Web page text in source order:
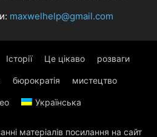
maxwelhelp@gmail.com
Історії Це цікаво розваги
бюрократія мистецтво
Українська
матеріалів посилання на сайт